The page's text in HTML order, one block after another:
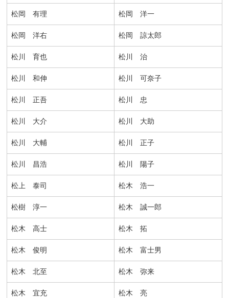
松岡 有理 松岡 洋一
松岡 洋右 松岡 諒太郎
松川 育也 松川 治
松川 和伸 松川 可奈子
松川 正吾 松川 忠
松川 大介 松川 大助
松川 大輔 松川 正子
松川 昌浩 松川 陽子
松上 泰司 松木 浩一
松樹 淳一 松木 誠一郎
松木 高士 松木 拓
松木 俊明 松木 富士男
松木 北至 松木 弥来
松木 宜充 松木 亮